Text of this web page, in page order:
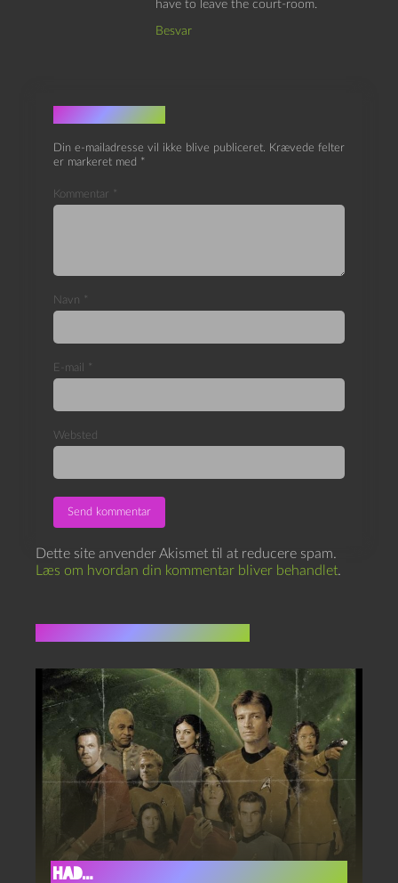
have to leave the court-room.
Besvar
Skriv et svar
Din e-mailadresse vil ikke blive publiceret. Krævede felter
er markeret med *
Kommentar *
Navn *
E-mail *
Websted
Dette site anvender Akismet til at reducere spam.
Læs om hvordan din kommentar bliver behandlet.
Had…